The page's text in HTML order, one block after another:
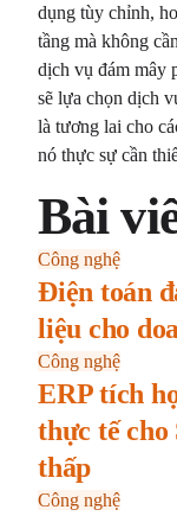
dụng tùy chỉnh,
tầng mà không
dịch vụ đám mây
sẽ lựa chọn dịch
là tương lai cho
nó thực sự cần
Bài
Công nghệ
Điện toán
liệu cho
Công nghệ
ERP tích
thực tế
thấp
Công nghệ